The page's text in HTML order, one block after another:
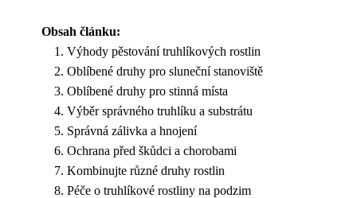
Obsah článku:
Výhody pěstování truhlíkových rostlin
Oblíbené druhy pro sluneční stanoviště
Oblíbené druhy pro stinná místa
Výběr správného truhlíku a substrátu
Správná zálivka a hnojení
Ochrana před škůdci a chorobami
Kombinujte různé druhy rostlin
Péče o truhlíkové rostliny na podzim